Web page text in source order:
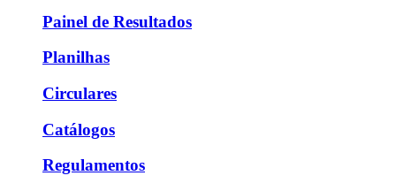
Painel de Resultados
Planilhas
Circulares
Catálogos
Regulamentos